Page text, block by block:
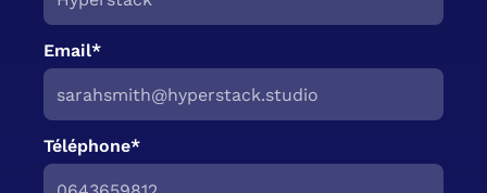
Email*
Téléphone*